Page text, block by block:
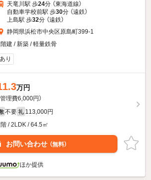
天竜川駅 歩24分 （東海道線）
自動車学校前駅 歩30分 （遠鉄）
上島駅 歩32分 （遠鉄）
静岡県浜松市中央区原島町399-1
建 / 新築 / 軽量鉄骨
り
万円
管理費6,000円）
不要 礼 113,000円
/ 2LDK / 64.5㎡
お問い合わせ （無料）
ほか提供